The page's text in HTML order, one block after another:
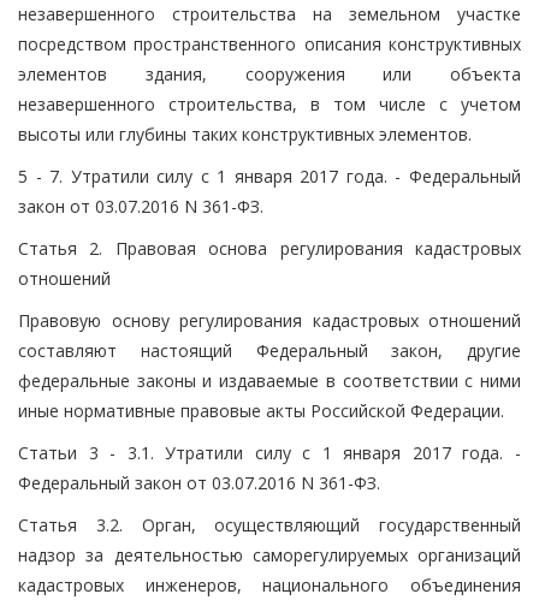
незавершенного строительства на земельном участке
посредством пространственного описания конструктивных
элементов здания, сооружения или объекта
незавершенного строительства, в том числе с учетом
высоты или глубины таких конструктивных элементов.
5 - 7. Утратили силу с 1 января 2017 года. - Федеральный
закон от 03.07.2016 N 361-ФЗ.
Статья 2. Правовая основа регулирования кадастровых
отношений
Правовую основу регулирования кадастровых отношений
составляют настоящий Федеральный закон, другие
федеральные законы и издаваемые в соответствии с ними
иные нормативные правовые акты Российской Федерации.
Статьи 3 - 3.1. Утратили силу с 1 января 2017 года. -
Федеральный закон от 03.07.2016 N 361-ФЗ.
Статья 3.2. Орган, осуществляющий государственный
надзор за деятельностью саморегулируемых организаций
кадастровых инженеров, национального объединения